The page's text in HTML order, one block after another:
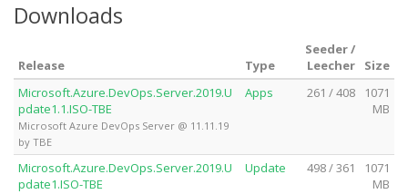
Downloads
Release Type
Seeder /
Leecher
Size
Microsoft.Azure.DevOps.Server.2019.U
pdate1.1.ISO-TBE
Microsoft Azure DevOps Server @ 11.11.19
by TBE
Apps 261 / 408
1071
MB
Microsoft.Azure.DevOps.Server.2019.U
pdate1.ISO-TBE
Update 498 / 361
1071
MB